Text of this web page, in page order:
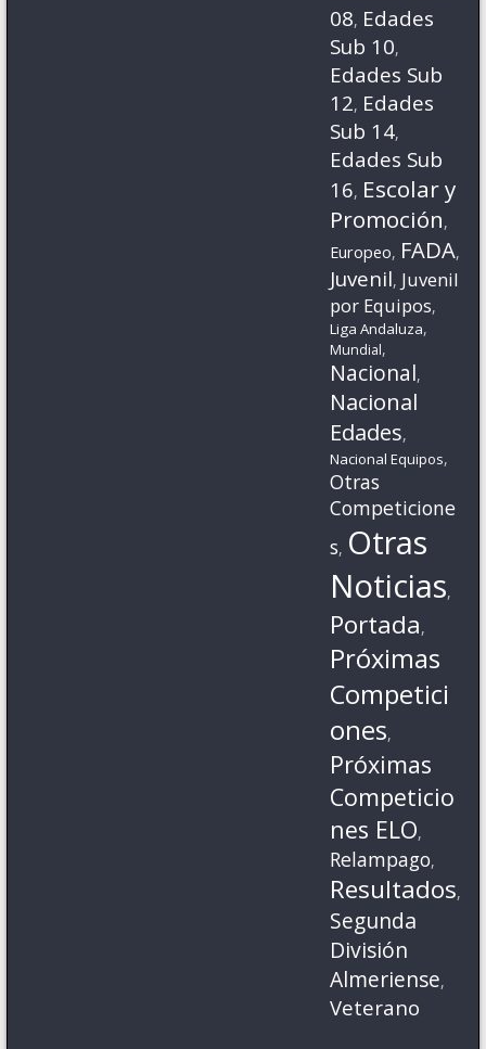
08, Edades
Sub 10,
Edades Sub
12, Edades
Sub 14,
Edades Sub
16, Escolar y
Promoción,
Europeo, FADA,
Juvenil, Juvenil
por Equipos,
Liga Andaluza,
Mundial,
Nacional,
Nacional
Edades,
Nacional Equipos,
Otras
Competicione
s, Otras
Noticias,
Portada,
Próximas
Competici
ones,
Próximas
Competicio
nes ELO,
Relampago,
Resultados,
Segunda
División
Almeriense,
Veterano